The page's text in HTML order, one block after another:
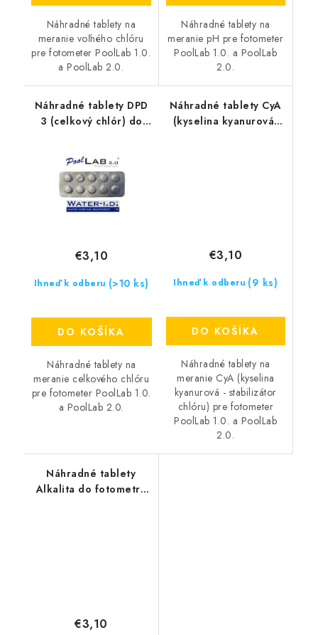
Náhradné tablety na
meranie voľného chlóru
pre fotometer PoolLab 1.0.
a PoolLab 2.0.
Náhradné tablety na
meranie pH pre fotometer
PoolLab 1.0. a PoolLab
2.0.
Náhradné tablety DPD
3 (celkový chlór) do
Ihneď k odberu (>10 ks)
€3,10
DO KOŠÍKA
Náhradné tablety na
meranie celkového chlóru
pre fotometer PoolLab 1.0.
a PoolLab 2.0.
Náhradné tablety CyA
(kyselina kyanurová)
Ihneď k odberu (9 ks)
€3,10
DO KOŠÍKA
Náhradné tablety na
meranie CyA (kyselina
kyanurová - stabilizátor
chlóru) pre fotometer
PoolLab 1.0. a PoolLab
2.0.
Náhradné tablety
Alkalita do fotometra
€3,10